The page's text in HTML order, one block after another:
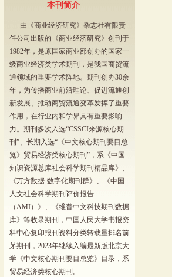
本刊简介
由《商业经济研究》杂志社有限责
任公司出版的《商业经济研究》创刊于
1982年，是原国家商业部创办的国家一
级商业经济类学术期刊，是我国商贸流
通领域的重要学术阵地。期刊创办30余
年，为传播商业前沿理论、促进流通创
新发展、推动商贸流通变革发挥了重要
作用，在行业内和学界具有重要影响
力。期刊多次入选“CSSCI来源核心期
刊”、长期入选“《中文核心期刊要目总
览》贸易经济类核心期刊”，系《中国
知识资源总库社会科学期刊精品库》、
《万方数据-数字化期刊群》、《中国
人文社会科学期刊评价报告
（AMI）》、《维普中文科技期刊数据
库》等收录期刊，中国人民大学书报资
料中心复印报刊资料分类转载量排名前
茅期刊，2023年继续入编最新版北京大
学《中文核心期刊要目总览》目录，系
贸易经济类核心期刊。